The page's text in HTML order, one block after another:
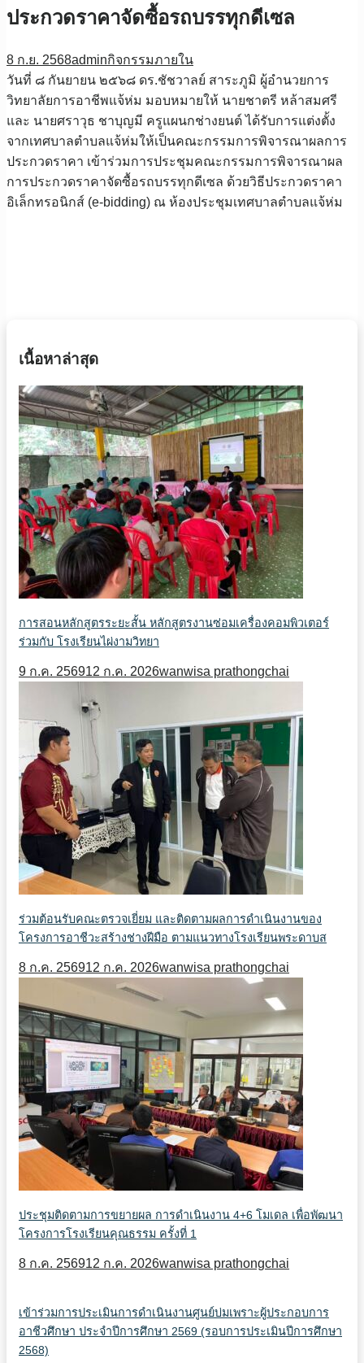
ประกวดราคาจัดซื้อรถบรรทุกดีเซล
8 ก.ย. 2568adminกิจกรรมภายใน
วันที่ ๘ กันยายน ๒๕๖๘ ดร.ชัชวาลย์ สาระภูมิ ผู้อำนวยการ
วิทยาลัยการอาชีพแจ้ห่ม มอบหมายให้ นายชาตรี หล้าสมศรี
และ นายศราวุธ ชาบุญมี ครูแผนกช่างยนต์ ได้รับการแต่งตั้ง
จากเทศบาลตำบลแจ้ห่มให้เป็นคณะกรรมการพิจารณาผลการ
ประกวดราคา เข้าร่วมการประชุมคณะกรรมการพิจารณาผล
การประกวดราคาจัดซื้อรถบรรทุกดีเซล ด้วยวิธีประกวดราคา
อิเล็กทรอนิกส์ (e-bidding) ณ ห้องประชุมเทศบาลตำบลแจ้ห่ม
เนื้อหาล่าสุด
การสอนหลักสูตรระยะสั้น หลักสูตรงานซ่อมเครื่องคอมพิวเตอร์
ร่วมกับ โรงเรียนไผ่งามวิทยา
9 ก.ค. 256912 ก.ค. 2026wanwisa prathongchai
ร่วมต้อนรับคณะตรวจเยี่ยม และติดตามผลการดำเนินงานของ
โครงการอาชีวะสร้างช่างฝีมือ ตามแนวทางโรงเรียนพระดาบส
8 ก.ค. 256912 ก.ค. 2026wanwisa prathongchai
ประชุมติดตามการขยายผล การดำเนินงาน 4+6 โมเดล เพื่อพัฒนา
โครงการโรงเรียนคุณธรรม ครั้งที่ 1
8 ก.ค. 256912 ก.ค. 2026wanwisa prathongchai
เข้าร่วมการประเมินการดำเนินงานศูนย์บ่มเพราะผู้ประกอบการ
อาชีวศึกษา ประจำปีการศึกษา 2569 (รอบการประเมินปีการศึกษา
2568)